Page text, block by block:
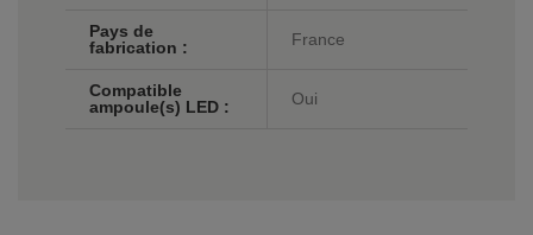
Pays de
fabrication :
France
Compatible
ampoule(s) LED :
Oui